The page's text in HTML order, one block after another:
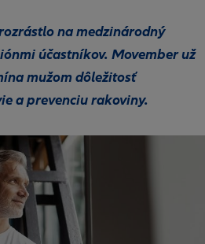
na medzinárodný
účastníkov. Movember už
mužom dôležitosť
a prevenciu rakoviny.